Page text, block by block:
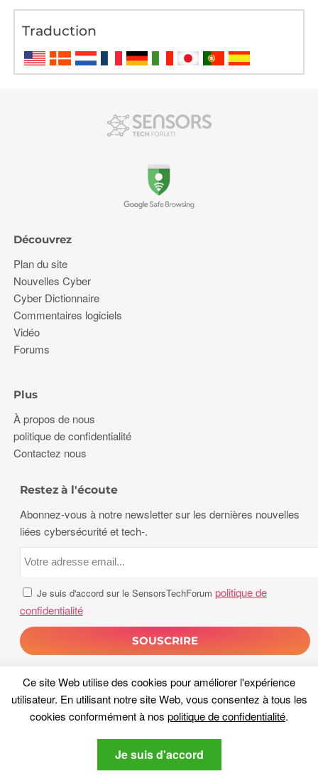
Traduction
Ce site Web utilise des cookies pour améliorer l'expérience
utilisateur. En utilisant notre site Web, vous consentez à tous les
cookies conformément à nos politique de confidentialité.
Je suis d'accord
Découvrez
Plan du site
Nouvelles Cyber
Cyber Dictionnaire
Commentaires logiciels
Vidéo
Forums
Plus
À propos de nous
politique de confidentialité
Contactez nous
Restez à l'écoute
Abonnez-vous à notre newsletter sur les dernières nouvelles
liées cybersécurité et tech-.
Je suis d'accord sur le SensorsTechForum politique de
confidentialité
droits d'auteur 2026, Capteurs Tech Forum. Tous les droits sont
réservés.